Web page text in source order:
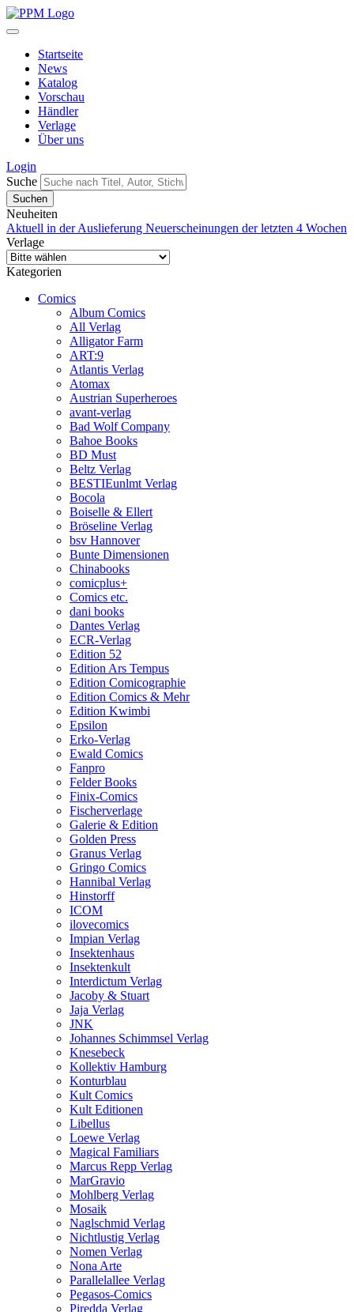
Startseite
News
Katalog
Vorschau
Händler
Verlage
Über uns
Login
Suche
Neuheiten
Aktuell in der Auslieferung Neuerscheinungen der letzten 4 Wochen
Verlage
Kategorien
Comics
Album Comics
All Verlag
Alligator Farm
ART:9
Atlantis Verlag
Atomax
Austrian Superheroes
avant-verlag
Bad Wolf Company
Bahoe Books
BD Must
Beltz Verlag
BESTIEunlmt Verlag
Bocola
Boiselle & Ellert
Bröseline Verlag
bsv Hannover
Bunte Dimensionen
Chinabooks
comicplus+
Comics etc.
dani books
Dantes Verlag
ECR-Verlag
Edition 52
Edition Ars Tempus
Edition Comicographie
Edition Comics & Mehr
Edition Kwimbi
Epsilon
Erko-Verlag
Ewald Comics
Fanpro
Felder Books
Finix-Comics
Fischerverlage
Galerie & Edition
Golden Press
Granus Verlag
Gringo Comics
Hannibal Verlag
Hinstorff
ICOM
ilovecomics
Impian Verlag
Insektenhaus
Insektenkult
Interdictum Verlag
Jacoby & Stuart
Jaja Verlag
JNK
Johannes Schimmsel Verlag
Knesebeck
Kollektiv Hamburg
Konturblau
Kult Comics
Kult Editionen
Libellus
Loewe Verlag
Magical Familiars
Marcus Repp Verlag
MarGravio
Mohlberg Verlag
Mosaik
Naglschmid Verlag
Nichtlustig Verlag
Nomen Verlag
Nona Arte
Parallelallee Verlag
Pegasos-Comics
Piredda Verlag